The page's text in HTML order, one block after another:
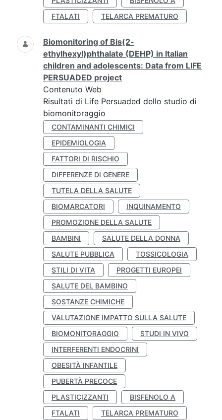
FTALATI
TELARCA PREMATURO
Biomonitoring of Bis(2-
ethylhexyl)phthalate (DEHP) in Italian
children and adolescents: Data from LIFE
PERSUADED project
Contenuto Web
Risultati di Life Persuaded dello studio di
biomonitoraggio
CONTAMINANTI CHIMICI
EPIDEMIOLOGIA
FATTORI DI RISCHIO
DIFFERENZE DI GENERE
TUTELA DELLA SALUTE
BIOMARCATORI
INQUINAMENTO
PROMOZIONE DELLA SALUTE
BAMBINI
SALUTE DELLA DONNA
SALUTE PUBBLICA
TOSSICOLOGIA
STILI DI VITA
PROGETTI EUROPEI
SALUTE DEL BAMBINO
SOSTANZE CHIMICHE
VALUTAZIONE IMPATTO SULLA SALUTE
BIOMONITORAGGIO
STUDI IN VIVO
INTERFERENTI ENDOCRINI
OBESITÀ INFANTILE
PUBERTÀ PRECOCE
PLASTICIZZANTI
BISFENOLO A
FTALATI
TELARCA PREMATURO